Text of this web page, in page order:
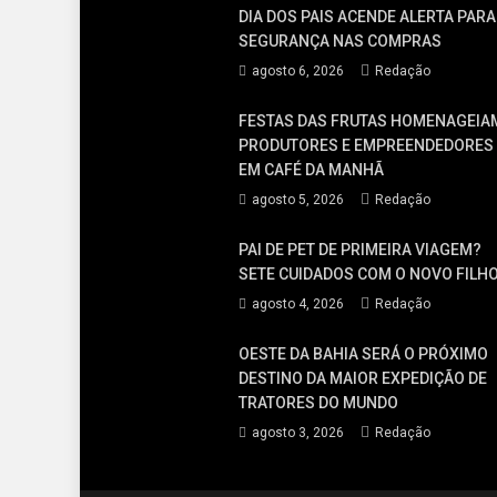
DIA DOS PAIS ACENDE ALERTA PARA
SEGURANÇA NAS COMPRAS
agosto 6, 2026 Redação
FESTAS DAS FRUTAS
PRODUTORES E EMPREENDEDORES
EM CAFÉ DA MANHÃ
agosto 5, 2026 Redação
PAI DE PET DE PRIMEIRA VIAGEM?
SETE CUIDADOS COM O NOVO
agosto 4, 2026 Redação
OESTE DA BAHIA SERÁ O PRÓXIMO
DESTINO DA MAIOR EXPEDIÇÃO DE
TRATORES DO MUNDO
agosto 3, 2026 Redação